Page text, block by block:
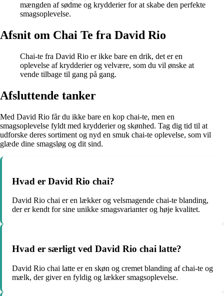
mængden af sødme og krydderier for at skabe den perfekte
smagsoplevelse.
Afsnit om Chai Te fra David Rio
Chai-te fra David Rio er ikke bare en drik, det er en
oplevelse af krydderier og velvære, som du vil ønske at
vende tilbage til gang på gang.
Afsluttende tanker
Med David Rio får du ikke bare en kop chai-te, men en
smagsoplevelse fyldt med krydderier og skønhed. Tag dig tid til at
udforske deres sortiment og nyd en smuk chai-te oplevelse, som vil
glæde dine smagsløg og dit sind.
Hvad er David Rio chai?
David Rio chai er en lækker og velsmagende chai-te blanding,
der er kendt for sine unikke smagsvarianter og høje kvalitet.
Hvad er særligt ved David Rio chai latte?
David Rio chai latte er en skøn og cremet blanding af chai-te og
mælk, der giver en fyldig og lækker smagsoplevelse.